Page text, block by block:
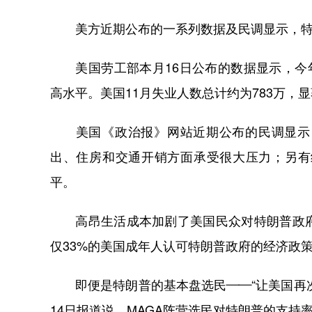
美方近期公布的一系列数据及民调显示，特
美国劳工部本月16日公布的数据显示，今
高水平。美国11月失业人数总计约为783万，
美国《政治报》网站近期公布的民调显示
出、住房和交通开销方面承受很大压力；另
平。
高昂生活成本加剧了美国民众对特朗普政
仅33%的美国成年人认可特朗普政府的经济政
即便是特朗普的基本盘选民——“让美国再次